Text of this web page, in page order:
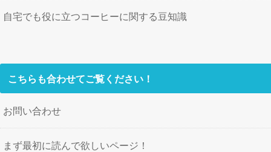
自宅でも役に立つコーヒーに関する豆知識
こちらも合わせてご覧ください！
お問い合わせ
まず最初に読んで欲しいページ！